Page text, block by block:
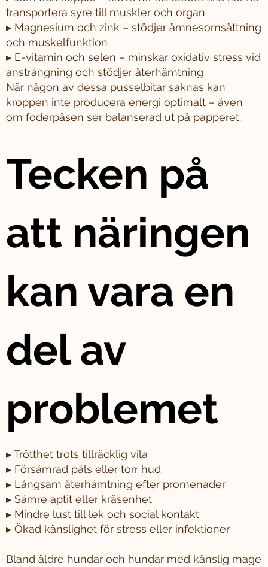
transportera syre till muskler och organ
▸ Magnesium och zink – stödjer ämnesomsättning
och muskelfunktion
▸ E-vitamin och selen – minskar oxidativ stress vid
ansträngning och stödjer återhämtning
När någon av dessa pusselbitar saknas kan
kroppen inte producera energi optimalt – även
om foderpåsen ser balanserad ut på papperet.
Tecken på
att näringen
kan vara en
del av
problemet
▸ Trötthet trots tillräcklig vila
▸ Försämrad päls eller torr hud
▸ Långsam återhämtning efter promenader
▸ Sämre aptit eller kräsenhet
▸ Mindre lust till lek och social kontakt
▸ Ökad känslighet för stress eller infektioner
Bland äldre hundar och hundar med känslig mage